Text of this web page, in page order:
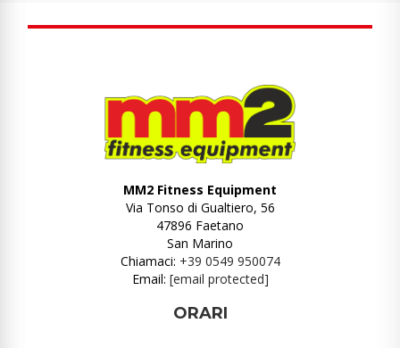
MM2 Fitness Equipment
Via Tonso di Gualtiero, 56
47896 Faetano
San Marino
Chiamaci: +39 0549 950074
Email: [email protected]
ORARI